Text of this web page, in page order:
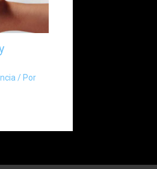
/ Por